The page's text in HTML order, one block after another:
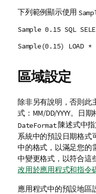
下列範例顯示使用
Sample 0.15 SQL
Sample(0.15) LOAD
區域設定
除非另有說明，否則此
式：MM/DD/YYYY。日
DateFormat陳述式中
系統中的預設日期格式
中的格式，以滿足您的
中變更格式，以符合這
改用於應用程式和指令
應用程式中的預設地區